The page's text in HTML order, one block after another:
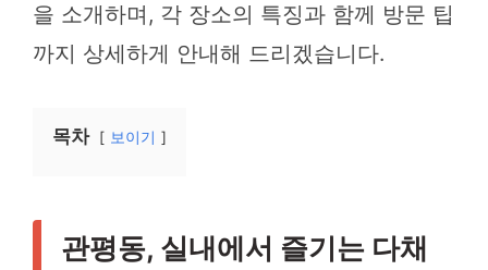
을 소개하며, 각 장소의 특징과 함께 방문 팁
까지 상세하게 안내해 드리겠습니다.
목차 보이기
관평동, 실내에서 즐기는 다채